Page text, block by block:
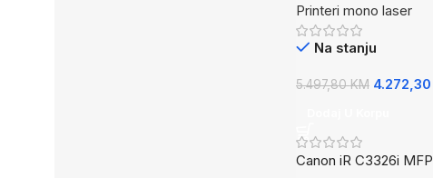
Printeri mono laser
Na stanju
5.497,80KM 4.272,30
Canon iR C3326i MFP